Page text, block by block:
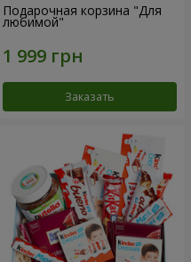
Подарочная корзина "Для
любимой"
Заказать